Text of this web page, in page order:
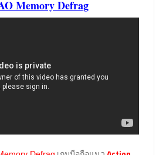
Memory Defrag